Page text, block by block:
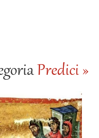
Predici »